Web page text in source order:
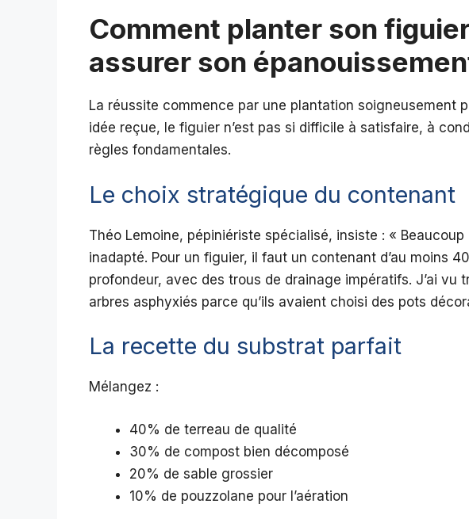
Comment planter son
assurer son
La réussite commence par une plantation soigneusement
idée reçue, le figuier n’est pas si difficile à satisfaire, à
règles fondamentales.
Le choix stratégique du contenant
Théo Lemoine, pépiniériste spécialisé, insiste : « Beaucoup
inadapté. Pour un figuier, il faut un contenant d’au moins
profondeur, avec des trous de drainage impératifs. J’ai vu
arbres asphyxiés parce qu’ils avaient choisi des pots
La recette du substrat parfait
Mélangez :
40% de terreau de qualité
30% de compost bien décomposé
20% de sable grossier
10% de pouzzolane pour l’aération